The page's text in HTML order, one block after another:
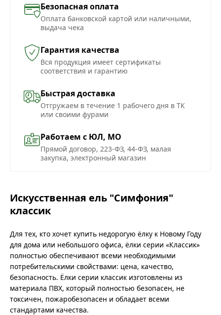
Безопасная оплата
Оплата банковской картой или наличными,
выдача чека
Гарантия качества
Вся продукция имеет сертификаты
соответствия и гарантию
Быстрая доставка
Отгружаем в течение 1 рабочего дня в ТК
или своими фурами
Работаем с ЮЛ, МО
Прямой договор, 223-ФЗ, 44-ФЗ, малая
закупка, электронный магазин
Искусственная ель "Симфония"
классик
Для тех, кто хочет купить недорогую ёлку к Новому Году
для дома или небольшого офиса, ёлки серии «Классик»
полностью обеспечивают всеми необходимыми
потребительскими свойствами: цена, качество,
безопасность. Ёлки серии классик изготовлены из
материала ПВХ, который полностью безопасен, не
токсичен, пожаробезопасен и обладает всеми
стандартами качества.